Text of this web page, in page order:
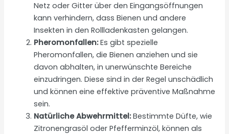
Netz oder Gitter über den Eingangsöffnungen
kann verhindern, dass Bienen und andere
Insekten in den Rollladenkasten gelangen.
Pheromonfallen:Es gibt spezielle
Pheromonfallen, die Bienen anziehen und sie
davon abhalten, in unerwünschte Bereiche
einzudringen. Diese sind in der Regel unschädlich
und können eine effektive präventive Maßnahme
sein.
Natürliche Abwehrmittel:Bestimmte Düfte, wie
Zitronengrasöl oder Pfefferminzöl, können als